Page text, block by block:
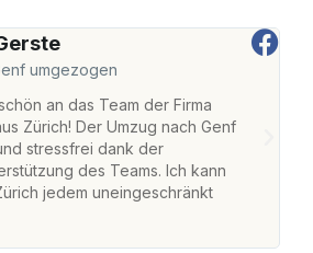
umgezogen
an das Team der Firma
Zürich! Der Umzug nach Genf
stressfrei dank der
des Teams. Ich kann
jedem uneingeschränkt